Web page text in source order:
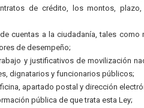
de crédito, los montos,
cuentas a la ciudadanía, tales como
de desempeño;
y justificativos de movilización
dignatarios y funcionarios públicos;
apartado postal y dirección
pública de que trata esta Ley;